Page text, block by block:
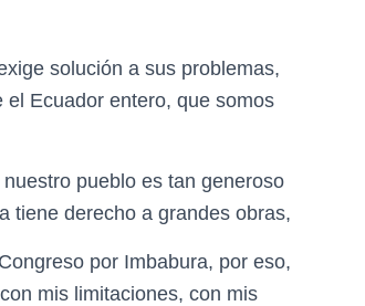
solución a sus problemas,
Ecuador entero, que somos
pueblo es tan generoso
tiene derecho a grandes obras,
por Imbabura, por eso,
mis limitaciones, con mis